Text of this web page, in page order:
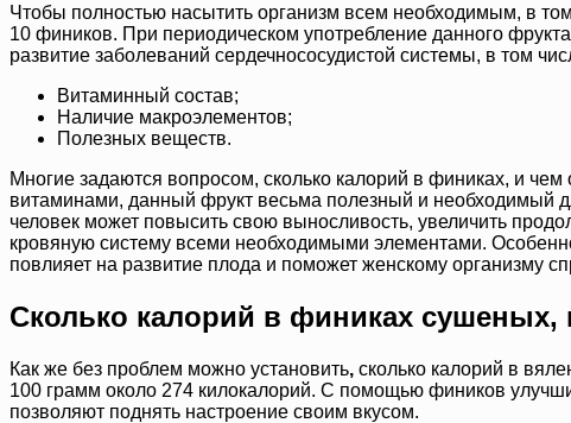
Чтобы полностью насытить организм всем необходимым, в
10 фиников. При периодическом употребление данного
развитие заболеваний сердечнососудистой системы, в том
Витаминный состав;
Наличие макроэлементов;
Полезных веществ.
Многие задаются вопросом, сколько калорий в финиках, и
витаминами, данный фрукт весьма полезный и необходимый
человек может повысить свою выносливость, увеличить
кровяную систему всеми необходимыми элементами.
повлияет на развитие плода и поможет женскому организму
Сколько калорий в финиках сушеных,
Как же без проблем можно установить, сколько калорий в
100 грамм около 274 килокалорий. С помощью фиников
позволяют поднять настроение своим вкусом.